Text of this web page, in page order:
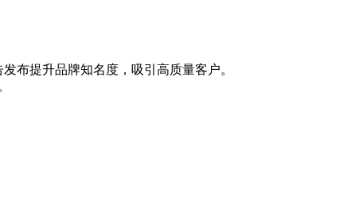
布提升品牌知名度，吸引高质量客户。